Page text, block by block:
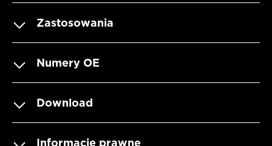
Zastosowania
Numery OE
Download
Informacje prawne